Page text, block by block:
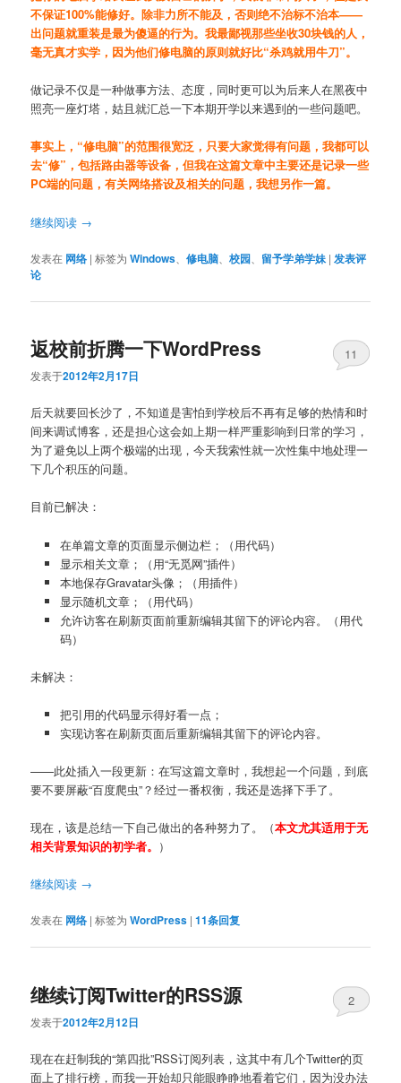
不保证100%能修好。除非力所不能及，否则绝不治标不治本——
出问题就重装是最为傻逼的行为。我最鄙视那些坐收30块钱的人，
毫无真才实学，因为他们修电脑的原则就好比“杀鸡就用牛刀”。
做记录不仅是一种做事方法、态度，同时更可以为后来人在黑夜中
照亮一座灯塔，姑且就汇总一下本期开学以来遇到的一些问题吧。
事实上，“修电脑”的范围很宽泛，只要大家觉得有问题，我都可以
去“修”，包括路由器等设备，但我在这篇文章中主要还是记录一些
PC端的问题，有关网络搭设及相关的问题，我想另作一篇。
继续阅读 →
发表在 网络 |标签为 Windows 、修电脑 、校园 留予学弟学妹 | 发表评
论
返校前折腾一下WordPress
发表于2012年2月17日
11
后天就要回长沙了，不知道是害怕到学校后不再有足够的热情和时
间来调试博客，还是担心这会如上期一样严重影响到日常的学习，
为了避免以上两个极端的出现，今天我索性就一次性集中地处理一
下几个积压的问题。
目前已解决：
在单篇文章的页面显示侧边栏；（用代码）
显示相关文章；（用“无觅网”插件）
本地保存Gravatar头像；（用插件）
显示随机文章；（用代码）
允许访客在刷新页面前重新编辑其留下的评论内容。（用代
码）
未解决：
把引用的代码显示得好看一点；
实现访客在刷新页面后重新编辑其留下的评论内容。
——此处插入一段更新：在写这篇文章时，我想起一个问题，到底
要不要屏蔽“百度爬虫”？经过一番权衡，我还是选择下手了。
现在，该是总结一下自己做出的各种努力了。（本文尤其适用于无
相关背景知识的初学者。 ）
继续阅读 →
发表在 网络 |标签为 WordPress |11条回复
继续订阅Twitter的RSS源
发表于2012年2月12日
2
现在在赶制我的“第四批”RSS订阅列表，这其中有几个Twitter的页
面上了排行榜，而我一开始却只能眼睁睁地看着它们，因为没办法